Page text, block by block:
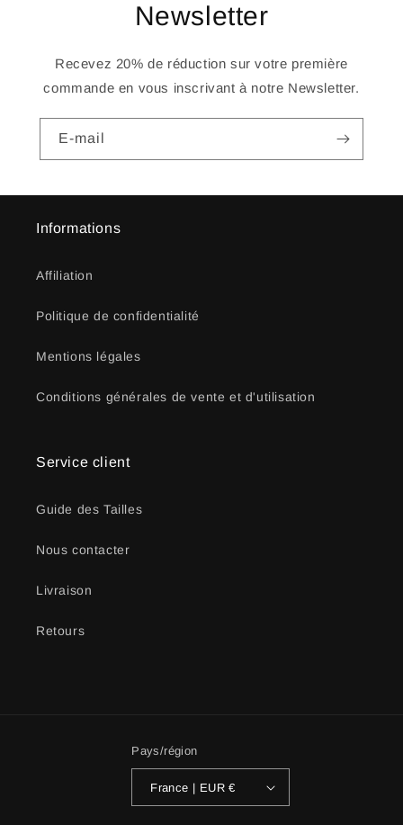
Newsletter
Recevez 20% de réduction sur votre première
commande en vous inscrivant à notre Newsletter.
E-mail
Informations
Affiliation
Politique de confidentialité
Mentions légales
Conditions générales de vente et d'utilisation
Service client
Guide des Tailles
Nous contacter
Livraison
Retours
Pays/région
France | EUR €